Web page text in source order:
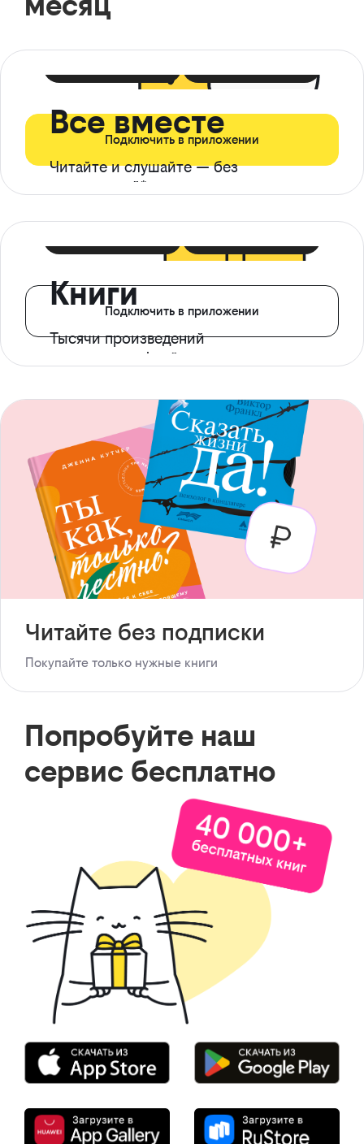
Все вместе
Читайте и слушайте — без
ограничений*
Подключить в приложении
Книги
Тысячи произведений
с доступом офлайн
Подключить в приложении
Читайте без подписки
Покупайте только нужные книги
Попробуйте наш
сервис бесплатно